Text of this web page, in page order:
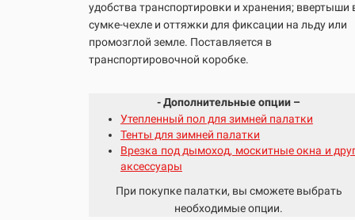
удобства транспортировки и хранения; ввертыши
сумке-чехле и оттяжки для фиксации на льду или
промозглой земле. Поставляется в
транспортировочной коробке.
- Дополнительные опции –
Утепленный пол для зимней палатки
Тенты для зимней палатки
Врезка под дымоход, москитные окна и
аксессуары
При покупке палатки, вы сможете выбрать
необходимые опции.